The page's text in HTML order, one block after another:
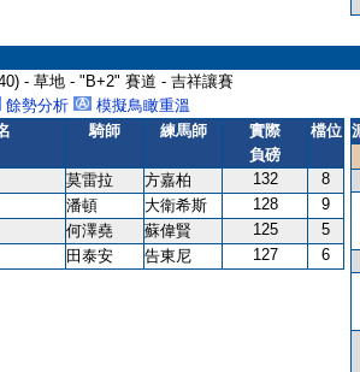
- 草地 - "B+2" 賽道 - 吉祥讓賽
餘勢分析
模擬鳥瞰重溫
騎師 練馬師
實際
負磅
檔位
莫雷拉 方嘉柏 132
8
潘頓 大衛希斯 128
9
何澤堯 蘇偉賢 125
5
田泰安 告東尼 127 6